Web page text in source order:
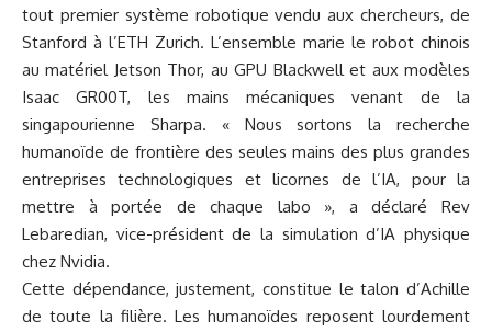
tout premier système robotique vendu aux chercheurs, de
Stanford à l’ETH Zurich. L’ensemble marie le robot chinois
au matériel Jetson Thor, au GPU Blackwell et aux modèles
Isaac GR00T, les mains mécaniques venant de la
singapourienne Sharpa. « Nous sortons la recherche
humanoïde de frontière des seules mains des plus grandes
entreprises technologiques et licornes de l’IA, pour la
mettre à portée de chaque labo », a déclaré Rev
Lebaredian, vice-président de la simulation d’IA physique
chez Nvidia.
Cette dépendance, justement, constitue le talon d’Achille
de toute la filière. Les humanoïdes reposent lourdement